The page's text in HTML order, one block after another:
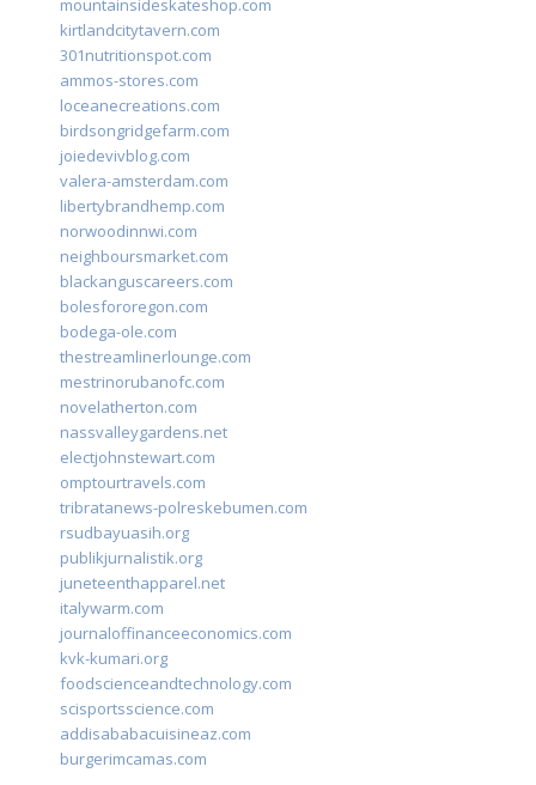
mountainsideskateshop.com
kirtlandcitytavern.com
301nutritionspot.com
ammos-stores.com
loceanecreations.com
birdsongridgefarm.com
joiedevivblog.com
valera-amsterdam.com
libertybrandhemp.com
norwoodinnwi.com
neighboursmarket.com
blackanguscareers.com
bolesfororegon.com
bodega-ole.com
thestreamlinerlounge.com
mestrinorubanofc.com
novelatherton.com
nassvalleygardens.net
electjohnstewart.com
omptourtravels.com
tribratanews-polreskebumen.com
rsudbayuasih.org
publikjurnalistik.org
juneteenthapparel.net
italywarm.com
journaloffinanceeconomics.com
kvk-kumari.org
foodscienceandtechnology.com
scisportsscience.com
addisababacuisineaz.com
burgerimcamas.com